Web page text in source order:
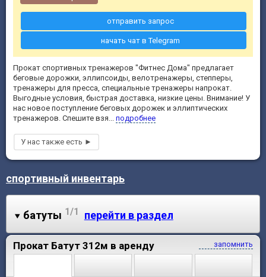
Прокат спортивных тренажеров "Фитнес Дома" предлагает
беговые дорожки, эллипсоиды, велотренажеры, степперы,
тренажеры для пресса, специальные тренажеры напрокат.
Выгодные условия, быстрая доставка, низкие цены. Внимание! У
нас новое поступление беговых дорожек и эллиптических
тренажеров. Спешите взя... подробнее
отправить запрос
начать чат в Telegram
спортивный инвентарь
батуты 1/1 перейти в раздел
запомнить
Прокат Батут 312м в аренду